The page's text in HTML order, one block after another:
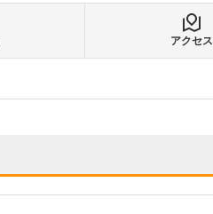
アクセス